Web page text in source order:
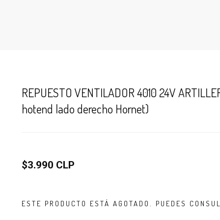
REPUESTO VENTILADOR 4010 24V
hotend lado derecho Hornet)
$3.990 CLP
ESTE PRODUCTO ESTÁ AGOTADO. PUEDES